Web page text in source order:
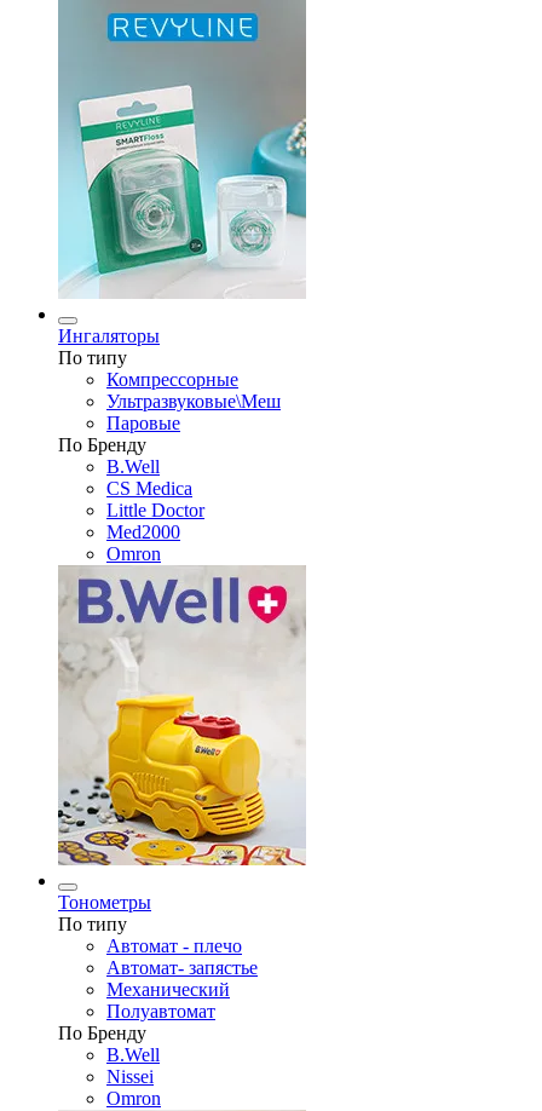
Ингаляторы
По типу
Компрессорные
Ультразвуковые\Меш
Паровые
По Бренду
B.Well
CS Medica
Little Doctor
Med2000
Omron
Тонометры
По типу
Автомат - плечо
Автомат- запястье
Механический
Полуавтомат
По Бренду
B.Well
Nissei
Omron